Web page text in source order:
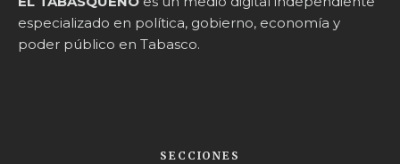
especializado en política, gobierno, economía y
poder público en Tabasco.
SECCIONES